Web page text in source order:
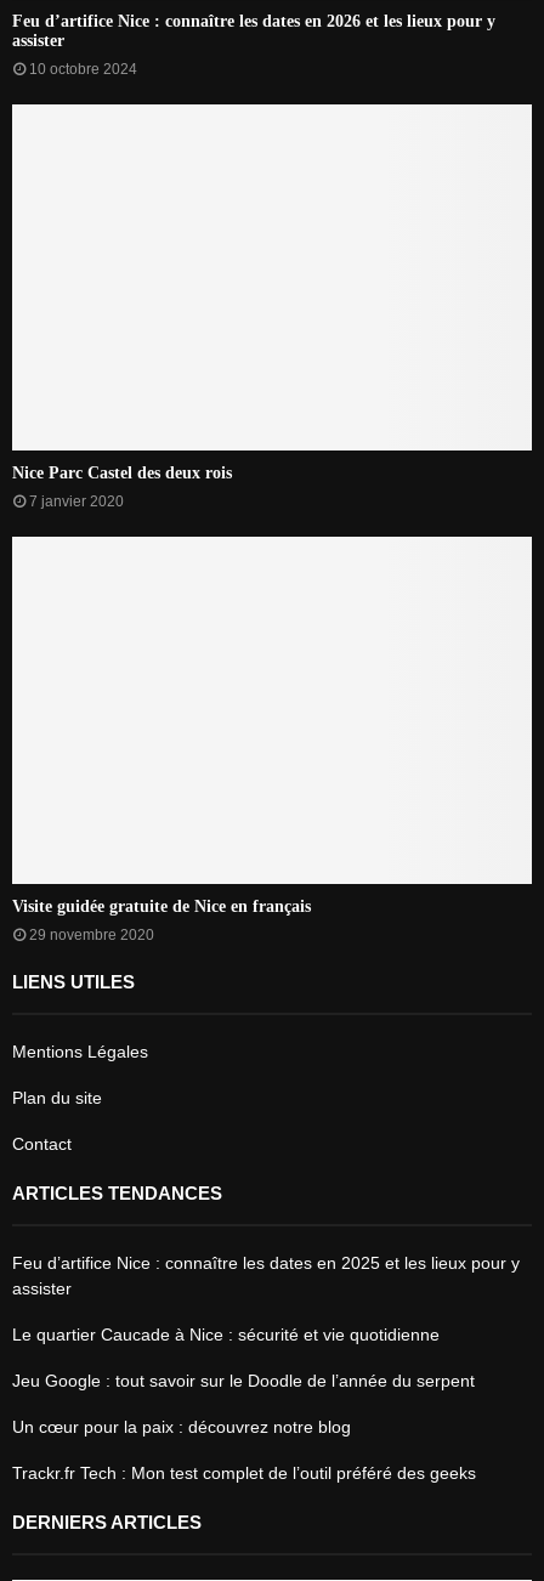
Feu d’artifice Nice : connaître les dates en 2026 et les lieux pour y
assister
10 octobre 2024
Nice Parc Castel des deux rois
7 janvier 2020
Visite guidée gratuite de Nice en français
29 novembre 2020
LIENS UTILES
Mentions Légales
Plan du site
Contact
ARTICLES TENDANCES
Feu d’artifice Nice : connaître les dates en 2025 et les lieux pour y
assister
Le quartier Caucade à Nice : sécurité et vie quotidienne
Jeu Google : tout savoir sur le Doodle de l’année du serpent
Un cœur pour la paix : découvrez notre blog
Trackr.fr Tech : Mon test complet de l’outil préféré des geeks
DERNIERS ARTICLES